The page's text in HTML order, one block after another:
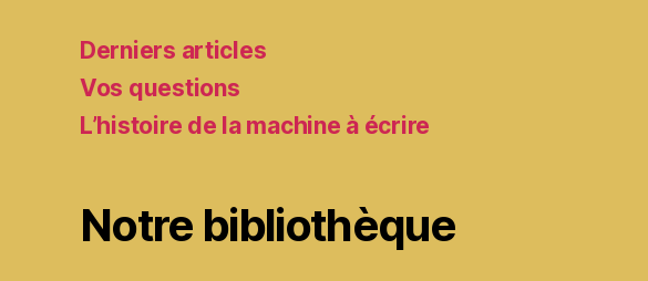
Derniers articles
Vos questions
L’histoire de la machine à écrire
Notre bibliothèque